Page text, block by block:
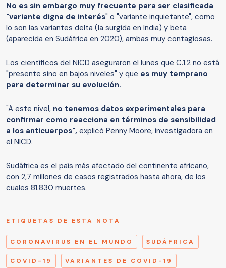
No es sin embargo muy frecuente para ser clasificada
"variante digna de interés" o "variante inquietante", como
lo son las variantes delta (la surgida en India) y beta
(aparecida en Sudáfrica en 2020), ambas muy contagiosas.
Los científicos del NICD aseguraron el lunes que C.1.2 no está
"presente sino en bajos niveles" y que es muy temprano
para determinar su evolución.
"A este nivel, no tenemos datos experimentales para
confirmar como reacciona en términos de sensibilidad
a los anticuerpos", explicó Penny Moore, investigadora en
el NICD.
Sudáfrica es el país más afectado del continente africano,
con 2,7 millones de casos registrados hasta ahora, de los
cuales 81.830 muertes.
ETIQUETAS DE ESTA NOTA
CORONAVIRUS EN EL MUNDO SUDÁFRICA
COVID-19 VARIANTES DE COVID-19